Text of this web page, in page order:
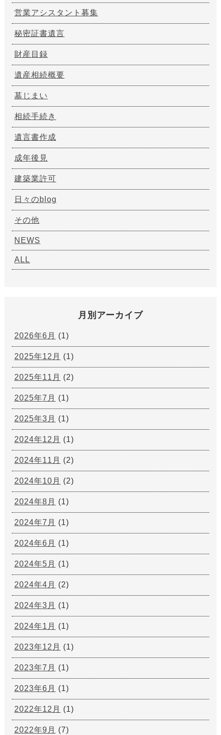
営業アシスタント募集
秘密証書遺言
財産目録
遺産相続概要
墓じまい
相続手続き
遺言書作成
成年後見
建築業許可
日々のblog
その他
NEWS
ALL
月別アーカイブ
2026年6月 (1)
2025年12月 (1)
2025年11月 (2)
2025年7月 (1)
2025年3月 (1)
2024年12月 (1)
2024年11月 (2)
2024年10月 (2)
2024年8月 (1)
2024年7月 (1)
2024年6月 (1)
2024年5月 (1)
2024年4月 (2)
2024年3月 (1)
2024年1月 (1)
2023年12月 (1)
2023年7月 (1)
2023年6月 (1)
2022年12月 (1)
2022年9月 (7)